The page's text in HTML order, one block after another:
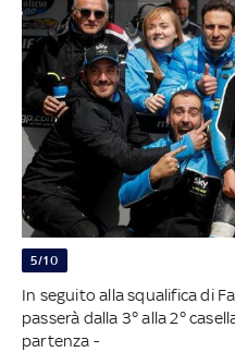
5/10
In seguito alla squalifica di
passerà dalla 3° alla 2°
partenza -